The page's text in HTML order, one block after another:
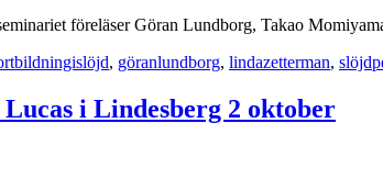
föreläser Göran Lundborg, Takao
, göranlundborg, lindazetterman,
i Lindesberg 2 oktober